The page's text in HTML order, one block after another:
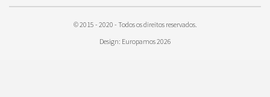
© 2015 - 2020 - Todos os direitos reservados.
Design: Europamos 2026